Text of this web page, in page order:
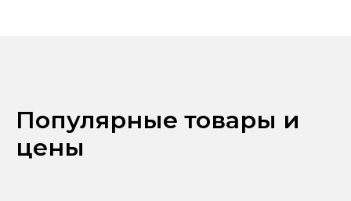
Популярные товары и
цены